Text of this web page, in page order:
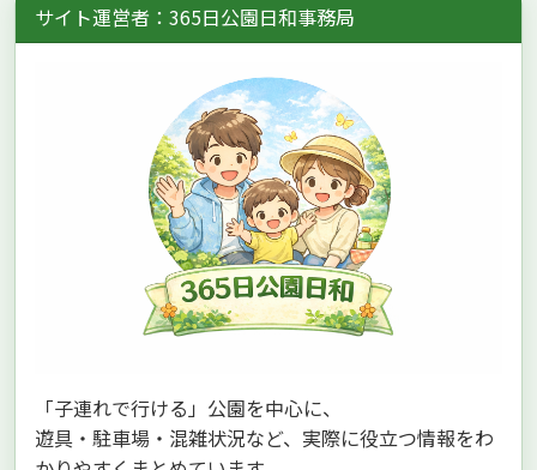
サイト運営者：365日公園日和事務局
「子連れで行ける」公園を中心に、
遊具・駐車場・混雑状況など、実際に役立つ情報をわ